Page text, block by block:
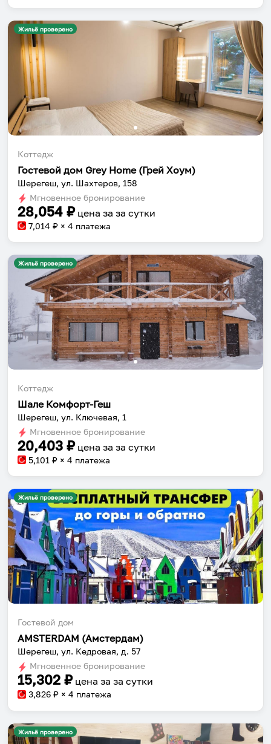
Жильё проверено
Коттедж
Гоcтевой дом Grey Home (Грей Хоум)
Шерегеш, ул. Шахтеров, 158
Мгновенное бронирование
28,054 ₽ цена за за сутки
7,014 ₽ × 4 платежа
Жильё проверено
Коттедж
Шале Комфорт-Геш
Шерегеш, ул. Ключевая, 1
Мгновенное бронирование
20,403 ₽ цена за за сутки
5,101 ₽ × 4 платежа
Жильё проверено
Гостевой дом
AMSTERDAM (Амстердам)
Шерегеш, ул. Кедровая, д. 57
Мгновенное бронирование
15,302 ₽ цена за за сутки
3,826 ₽ × 4 платежа
Жильё проверено